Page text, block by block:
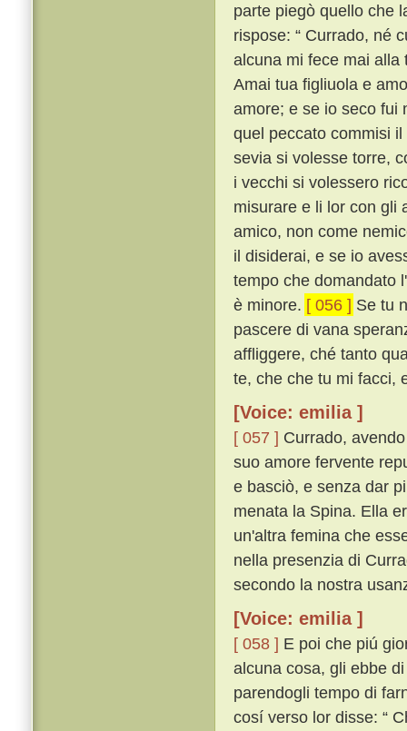
parte piegò quello che
rispose: “ Currado, né
alcuna mi fece mai
Amai tua figliuola e
amore; e se io seco fui
quel peccato commisi
sevia si volesse torre,
i vecchi si volessero
misurare e li lor con gli
amico, non come
il disiderai, e se io
tempo che domandato
è minore. [ 056 ] Se tu
pascere di vana
affliggere, ché tanto
te, che che tu mi facci,
[Voice: emilia ]
[ 057 ] Currado,
suo amore fervente
e basciò, e senza dar
menata la Spina. Ella
un'altra femina che
nella presenzia di
secondo la nostra
[Voice: emilia ]
[ 058 ] E poi che piú
alcuna cosa, gli ebbe
parendogli tempo di
cosí verso lor disse: “